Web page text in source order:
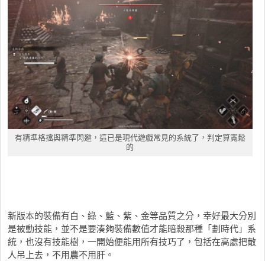
有精準格擋與精準閃避，這已是現代遊戲常見的系統了，判定算寬鬆
的
新版本的裝備有白、綠、藍、紫、金等品質之分，幸好最大分別
是被動技能，並不是要湊夠裝備數值才能暗殺那種「劃時代」系
統，也沒有技能樹，一開始便能用所有技巧了，包括在高處把敵
人吊上去，不用農不用肝。